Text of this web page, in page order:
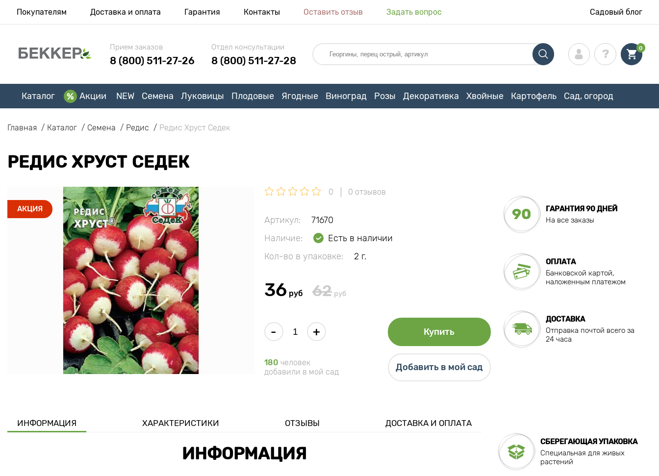
Покупателям Доставка и оплата Гарантия Контакты Оставить отзыв Задать вопрос Садовый блог
Прием заказов
8 (800) 511-27-26
Отдел консультации
8 (800) 511-27-28
0
Каталог Акции NEW Семена Луковицы Плодовые Ягодные Виноград Розы Декоративка Хвойные Картофель Сад, огород
Главная Каталог Семена Редис Редис Хруст Седек
РЕДИС ХРУСТ СЕДЕК
АКЦИЯ
0 0 отзывов
Артикул:
71670
Наличие:
Есть в наличии
Кол-во в упаковке:
2 г.
36 руб 62 руб
- + Купить
180 человек
добавили в мой сад
Добавить в мой сад
90
ГАРАНТИЯ 90 ДНЕЙ
На все заказы
ОПЛАТА
Банковской картой,
наложенным платежом
ДОСТАВКА
Отправка почтой всего за
24 часа
ИНФОРМАЦИЯ ХАРАКТЕРИСТИКИ ОТЗЫВЫ ДОСТАВКА И ОПЛАТА
ИНФОРМАЦИЯ
СБЕРЕГАЮЩАЯ УПАКОВКА
Специальная для живых
растений